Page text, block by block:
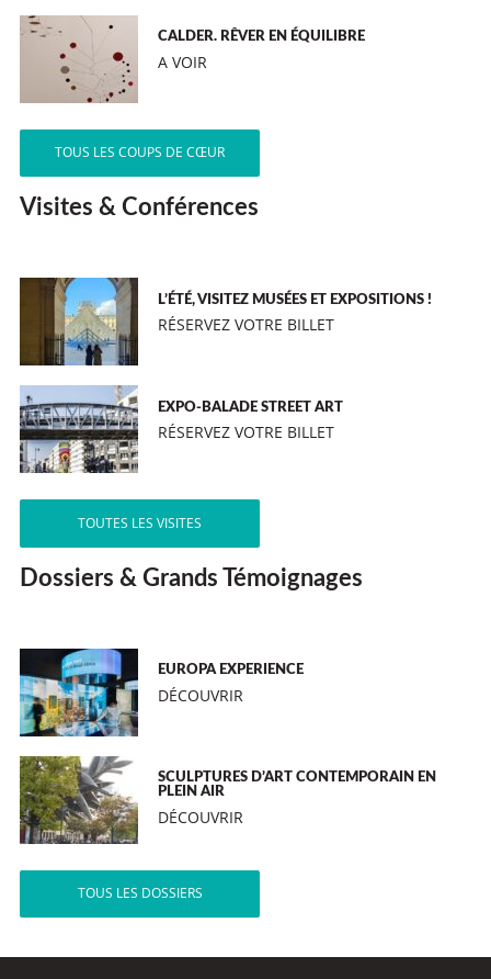
CALDER. RÊVER EN ÉQUILIBRE
A VOIR
TOUS LES COUPS DE CŒUR
Visites & Conférences
L’ÉTÉ, VISITEZ MUSÉES ET EXPOSITIONS !
RÉSERVEZ VOTRE BILLET
EXPO-BALADE STREET ART
RÉSERVEZ VOTRE BILLET
TOUTES LES VISITES
Dossiers & Grands Témoignages
EUROPA EXPERIENCE
DÉCOUVRIR
SCULPTURES D’ART CONTEMPORAIN EN
PLEIN AIR
DÉCOUVRIR
TOUS LES DOSSIERS